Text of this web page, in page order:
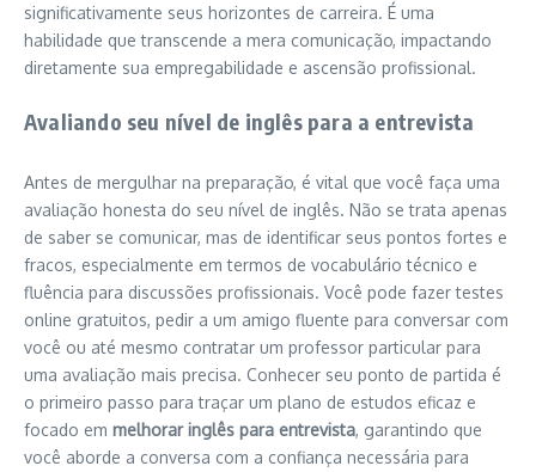
significativamente seus horizontes de carreira. É uma
habilidade que transcende a mera comunicação, impactando
diretamente sua empregabilidade e ascensão profissional.
Avaliando seu nível de inglês para a entrevista
Antes de mergulhar na preparação, é vital que você faça uma
avaliação honesta do seu nível de inglês. Não se trata apenas
de saber se comunicar, mas de identificar seus pontos fortes e
fracos, especialmente em termos de vocabulário técnico e
fluência para discussões profissionais. Você pode fazer testes
online gratuitos, pedir a um amigo fluente para conversar com
você ou até mesmo contratar um professor particular para
uma avaliação mais precisa. Conhecer seu ponto de partida é
o primeiro passo para traçar um plano de estudos eficaz e
focado em melhorar inglês para entrevista, garantindo que
você aborde a conversa com a confiança necessária para